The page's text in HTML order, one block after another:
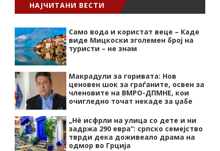
НАЈЧИТАНИ ВЕСТИ
Само вода и користат веце – Каде
виде Мицкоски зголемен број на
туристи – не знам
Макрадули за горивата: Нов
ценовен шок за граѓаните, освен за
членовите на ВМРО-ДПМНЕ, кои
очигледно точат некаде за џабе
„Нѐ исфрли на улица со дете и ни
задржа 290 евра“: српско семејство
тврди дека доживеало драма на
одмор во Грција